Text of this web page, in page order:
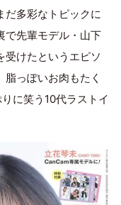
だ多彩なトピックに
で先輩モデル・山下
受けたというエピソ
っぽいお肉もたく
に笑う10代ラストイ